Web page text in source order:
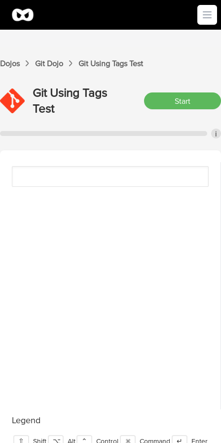
Dojos Git Dojo Git Using TagsTest
Git Using Tags
Test
Start
i
Legend
⇧ Shift ⌥ Alt ⌃ Control ⌘ Command ↵ Enter